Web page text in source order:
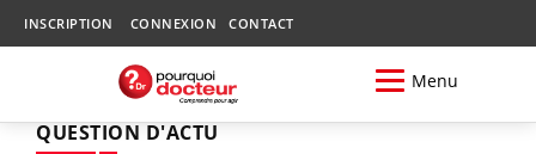
INSCRIPTION CONNEXION CONTACT
Menu
QUESTION D'ACTU